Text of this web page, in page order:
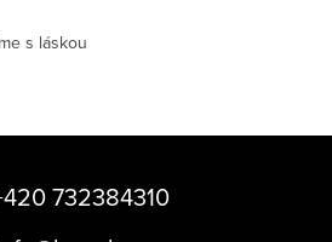
s láskou
732384310